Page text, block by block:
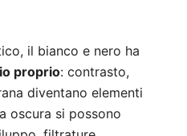
il bianco e nero ha
proprio: contrasto,
diventano elementi
oscura si possono